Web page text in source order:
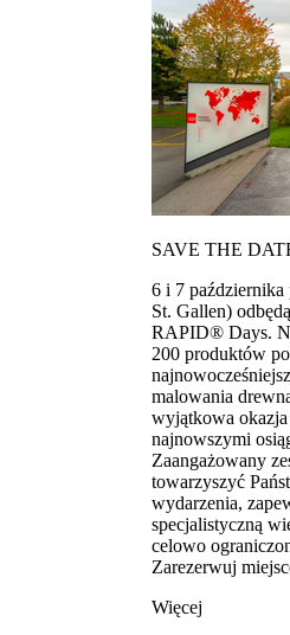
SAVE THE
6 i 7
St. Gallen)
RAPID® Days.
200 produktów
malowania
wyjątkowa okazja
najnowszymi
Zaangażowany
towarzyszyć
wydarzenia,
specjalistyczną
celowo
Zarezerwuj
Więcej